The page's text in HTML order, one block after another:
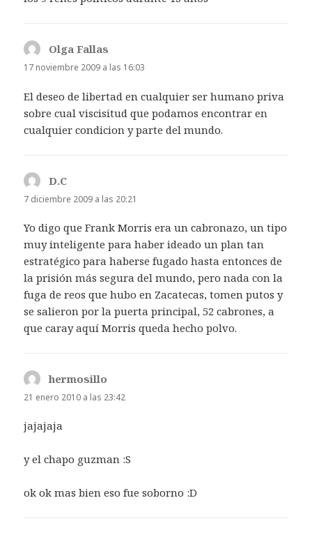
Olga Fallas
17 noviembre 2009 a las 16:03
El deseo de libertad en cualquier ser humano priva
sobre cual viscisitud que podamos encontrar en
cualquier condicion y parte del mundo.
D.C
7 diciembre 2009 a las 20:21
Yo digo que Frank Morris era un cabronazo, un tipo
muy inteligente para haber ideado un plan tan
estratégico para haberse fugado hasta entonces de
la prisión más segura del mundo, pero nada con la
fuga de reos que hubo en Zacatecas, tomen putos y
se salieron por la puerta principal, 52 cabrones, a
que caray aquí Morris queda hecho polvo.
hermosillo
21 enero 2010 a las 23:42
jajajaja
y el chapo guzman :S
ok ok mas bien eso fue soborno :D